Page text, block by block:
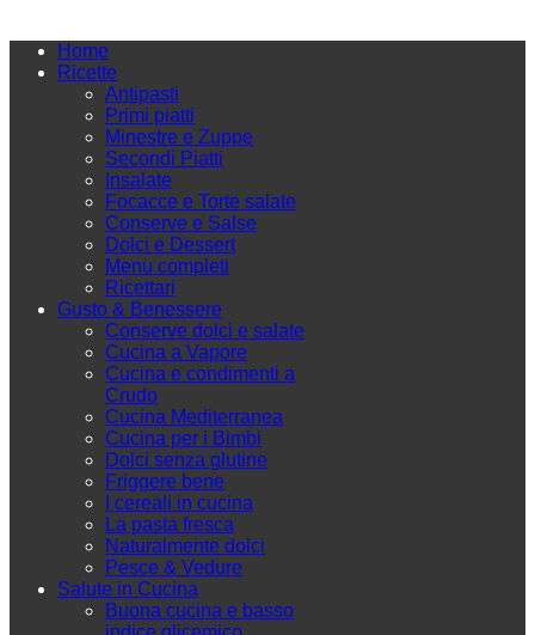
Home
Ricette
Antipasti
Primi piatti
Minestre e Zuppe
Secondi Piatti
Insalate
Focacce e Torte salate
Conserve e Salse
Dolci e Dessert
Menu completi
Ricettari
Gusto & Benessere
Conserve dolci e salate
Cucina a Vapore
Cucina e condimenti a
Crudo
Cucina Mediterranea
Cucina per i Bimbi
Dolci senza glutine
Friggere bene
I cereali in cucina
La pasta fresca
Naturalmente dolci
Pesce & Vedure
Salute in Cucina
Buona cucina e basso